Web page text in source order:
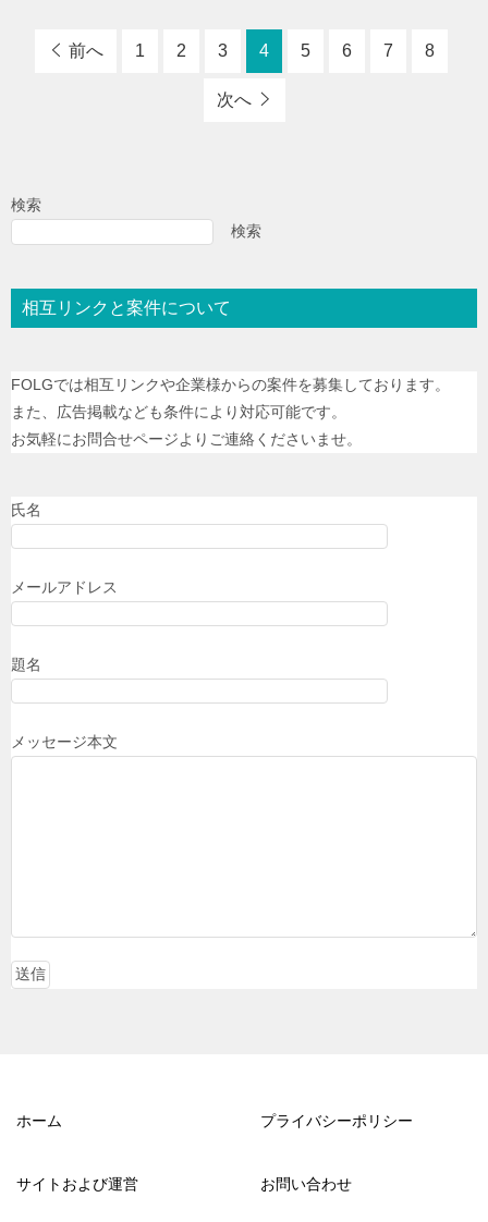
前へ 1 2 3 4 5 6 7 8
次へ
検索
検索
相互リンクと案件について
FOLGでは相互リンクや企業様からの案件を募集しております。
また、広告掲載なども条件により対応可能です。
お気軽にお問合せページよりご連絡くださいませ。
氏名
メールアドレス
題名
メッセージ本文
ホーム プライバシーポリシー
サイトおよび運営 お問い合わせ